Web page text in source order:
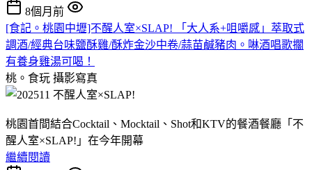
8個月前
[食記。桃園中壢]不醒人室×SLAP! 「大人系+咀嚼感」萃取式
調酒/經典台味鹽酥雞/酥炸金沙中卷/蒜苗鹹豬肉。啉酒唱歌擱
有養身雞湯可喝！
桃。食玩 攝影寫真
桃園首間結合Cocktail、Mocktail、Shot和KTV的餐酒餐廳「不
醒人室×SLAP!」在今年開幕
繼續閱讀